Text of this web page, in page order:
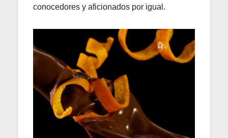
conocedores y aficionados por igual.